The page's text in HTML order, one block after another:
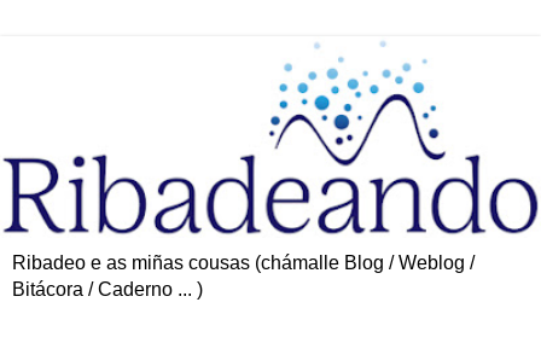
Ribadeo e as miñas cousas (chámalle Blog / Weblog /
Bitácora / Caderno ... )